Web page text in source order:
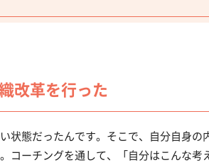
改革を行った
状態だったんです。そこで、自分自身の
コーチングを通して、「自分はこんな考